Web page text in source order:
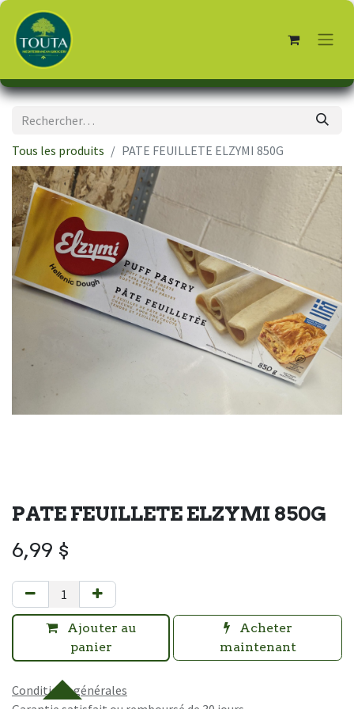
Tous les produits PATE FEUILLETE ELZYMI 850G
PATE FEUILLETE ELZYMI 850G
6,99 $
Ajouter au
panier
Acheter
maintenant
Conditions générales